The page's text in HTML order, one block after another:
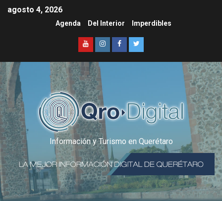
agosto 4, 2026
Agenda Del Interior Imperdibles
Información y Turismo en Querétaro